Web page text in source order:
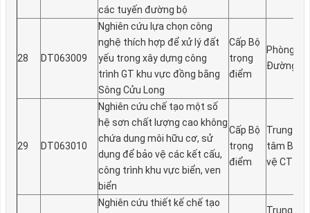
các tuyến đường bộ
28 DT063009
Nghiên cứu lựa chọn công
nghệ thích hợp để xử lý đất
yếu trong xây dựng công
trình GT khu vực đồng bằng
Sông Cửu Long
Cấp Bộ
trọng
điểm
Phòng
Đư­ờng
29 DT063010
Nghiên cứu chế tạo một số
hệ sơn chất lượng cao không
chứa dung môi hữu cơ, sử
dụng để bảo vệ các kết cấu,
công trình khu vực biển, ven
biển
Cấp Bộ
trọng
điểm
Trung
tâm Bảo
vệ CT
Nghiên cứu thiết kế chế tạo
Trung